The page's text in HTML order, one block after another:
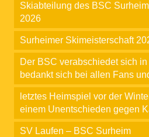
Skiabteilung des BSC
2026
Surheimer Skimeisterschaft
Der BSC verabschiedet sich
bedankt sich bei allen Fans
letztes Heimspiel vor der
einem Unentschieden gegen
SV Laufen – BSC Surheim